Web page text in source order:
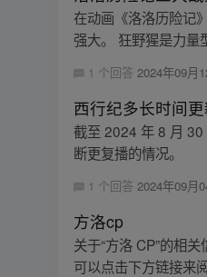
在动画《洛洛历险记
强大。 狂野猩是力量
1 个回答 2024年09月
西行纪多长时间
截至 2024 年 8 月
断更复播的情况。
1 个回答 2024年09月
方洛cp
关于“方洛 CP”的相
可以点击下方链接来